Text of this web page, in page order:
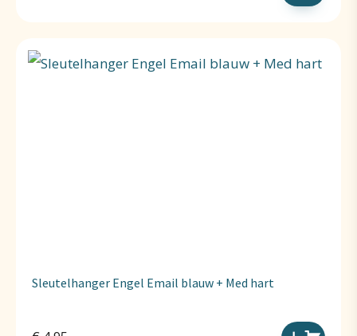
Sleutelhanger Engel Email blauw + Med hart